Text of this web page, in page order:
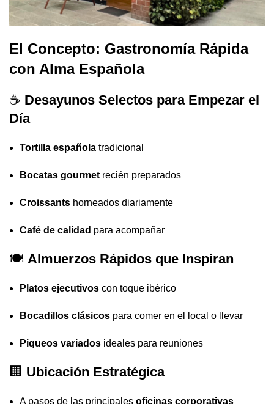
El Concepto: Gastronomía Rápida
con Alma Española
☕ Desayunos Selectos para Empezar el
Día
Tortilla española tradicional
Bocatas gourmet recién preparados
Croissants horneados diariamente
Café de calidad para acompañar
🍽 Almuerzos Rápidos que Inspiran
Platos ejecutivos con toque ibérico
Bocadillos clásicos para comer en el local o llevar
Piqueos variados ideales para reuniones
🏢 Ubicación Estratégica
A pasos de las principales oficinas corporativas